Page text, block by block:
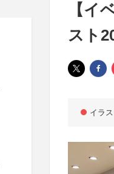
【イ
スト
イラ